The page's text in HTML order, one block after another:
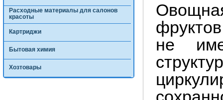
Расходные материалы для салонов
красоты
Картриджи
Бытовая химия
Хозтовары
не